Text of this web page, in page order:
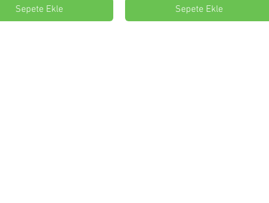
Sepete Ekle Sepete Ekle